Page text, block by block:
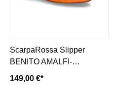
ScarpaRossa Slipper
BENITO AMALFI-
mandarino/ orange
149,00 €*